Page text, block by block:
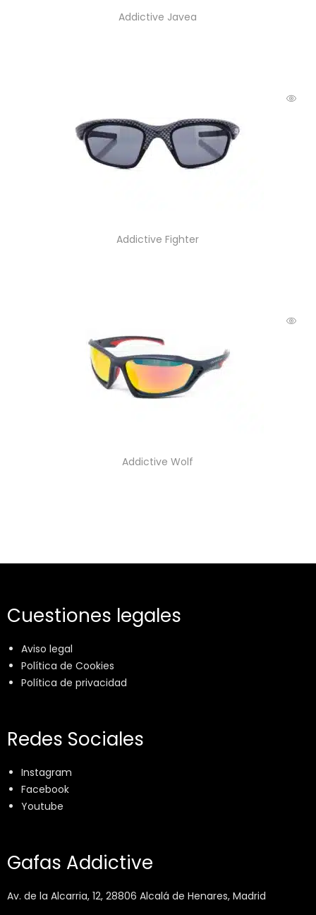
Addictive Javea
Addictive Fighter
Addictive Wolf
Cuestiones legales
Aviso legal
Política de Cookies
Política de privacidad
Redes Sociales
Instagram
Facebook
Youtube
Gafas Addictive
Av. de la Alcarria, 12, 28806 Alcalá de Henares, Madrid